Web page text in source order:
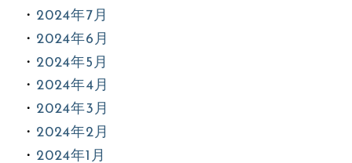
2024年7月
2024年6月
2024年5月
2024年4月
2024年3月
2024年2月
2024年1月